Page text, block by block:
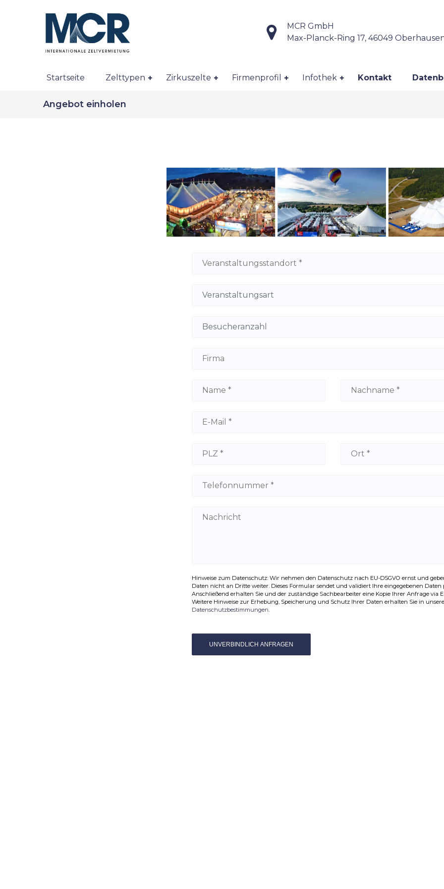
MCR GmbH
Max-Planck-Ring 17, 46049
Startseite Zelttypen Zirkuszelte Firmenprofil Infothek Kontakt
Angebot einholen
Hinweise zum Datenschutz: Wir nehmen den Datenschutz nach EU-DSGVO ernst und
Daten nicht an Dritte weiter. Dieses Formular sendet und validiert Ihre eingegebenen Daten
Anschließend erhalten Sie und der zuständige Sachbearbeiter eine Kopie Ihrer Anfrage via
Weitere Hinweise zur Erhebung, Speicherung und Schutz Ihrer Daten erhalten Sie in
Datenschutzbestimmungen.